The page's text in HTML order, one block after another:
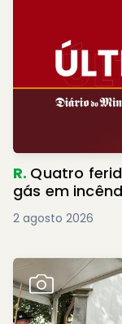
R. Quatro
gás em
2 agosto 2026